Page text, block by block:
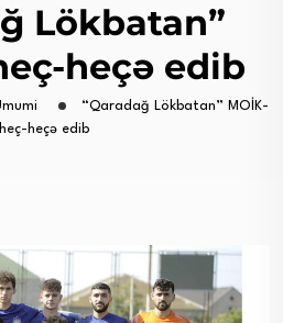
Lökbatan”
heçə edib
“Qaradağ Lökbatan” MOİK-
heçə edib